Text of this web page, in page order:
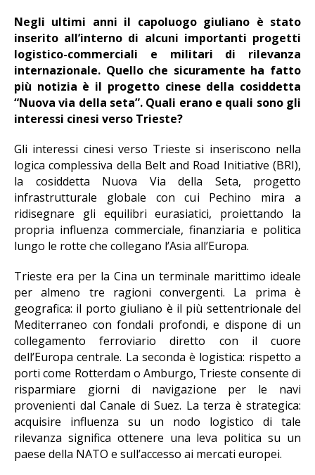
Negli ultimi anni il capoluogo giuliano è stato
inserito all’interno di alcuni importanti progetti
logistico-commerciali e militari di rilevanza
internazionale. Quello che sicuramente ha fatto
più notizia è il progetto cinese della cosiddetta
“Nuova via della seta”. Quali erano e quali sono gli
interessi cinesi verso Trieste?
Gli interessi cinesi verso Trieste si inseriscono nella
logica complessiva della Belt and Road Initiative (BRI),
la cosiddetta Nuova Via della Seta, progetto
infrastrutturale globale con cui Pechino mira a
ridisegnare gli equilibri eurasiatici, proiettando la
propria influenza commerciale, finanziaria e politica
lungo le rotte che collegano l’Asia all’Europa.
Trieste era per la Cina un terminale marittimo ideale
per almeno tre ragioni convergenti. La prima è
geografica: il porto giuliano è il più settentrionale del
Mediterraneo con fondali profondi, e dispone di un
collegamento ferroviario diretto con il cuore
dell’Europa centrale. La seconda è logistica: rispetto a
porti come Rotterdam o Amburgo, Trieste consente di
risparmiare giorni di navigazione per le navi
provenienti dal Canale di Suez. La terza è strategica:
acquisire influenza su un nodo logistico di tale
rilevanza significa ottenere una leva politica su un
paese della NATO e sull’accesso ai mercati europei.